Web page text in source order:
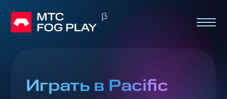
Играть в Pacific